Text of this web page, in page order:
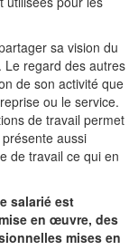
sa vision du
Le regard des autres
de son activité que
ou le service.
de travail permet
aussi
de travail ce qui en
salarié est
en œuvre, des
mises en